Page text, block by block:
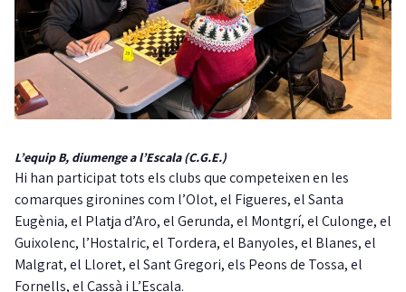
L’equip B, diumenge a l’Escala (C.G.E.)
Hi han participat tots els clubs que competeixen en les
comarques gironines com l’Olot, el Figueres, el Santa
Eugènia, el Platja d’Aro, el Gerunda, el Montgrí, el Culonge, el
Guixolenc, l’Hostalric, el Tordera, el Banyoles, el Blanes, el
Malgrat, el Lloret, el Sant Gregori, els Peons de Tossa, el
Fornells, el Cassà i L’Escala.